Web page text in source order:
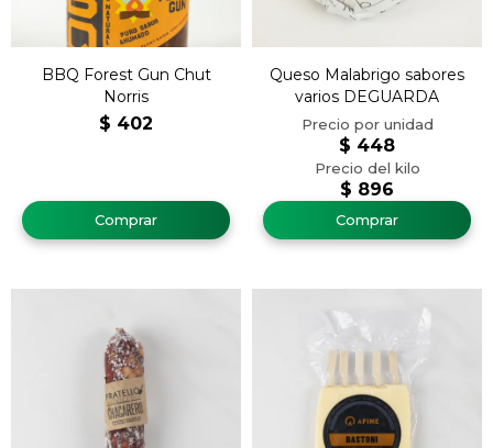
BBQ Forest Gun Chut
Norris
$ 402
Queso Malabrigo sabores
varios DEGUARDA
$ 896
$ 448